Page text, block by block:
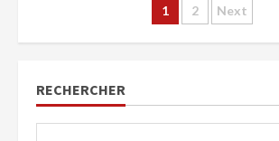
1 2 Next
RECHERCHER